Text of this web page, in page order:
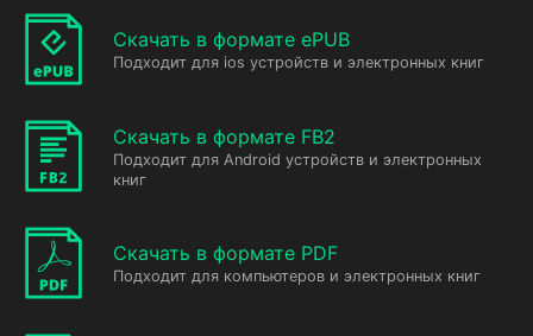
Скачать в формате ePUB
Подходит для ios устройств и электронных книг
Скачать в формате FB2
Подходит для Android устройств и электронных
книг
Скачать в формате PDF
Подходит для компьютеров и электронных книг